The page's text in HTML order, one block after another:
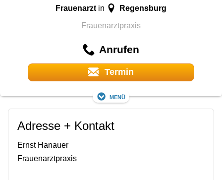
Frauenarzt in Regensburg
Frauenarztpraxis
Anrufen
Termin
Menü
Adresse + Kontakt
Ernst Hanauer
Frauenarztpraxis